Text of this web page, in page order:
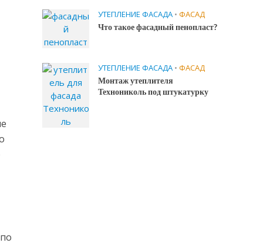
УТЕПЛЕНИЕ ФАСАДА • ФАСАД
Что такое фасадный пенопласт?
УТЕПЛЕНИЕ ФАСАДА • ФАСАД
Монтаж утеплителя
Технониколь под штукатурку